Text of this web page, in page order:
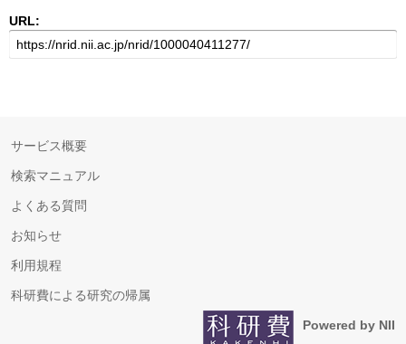
URL:
サービス概要
検索マニュアル
よくある質問
お知らせ
利用規程
科研費による研究の帰属
Powered by NII